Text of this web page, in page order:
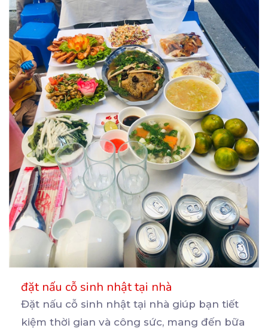
đặt nấu cỗ sinh nhật tại nhà
Đặt nấu cỗ sinh nhật tại nhà giúp bạn tiết
kiệm thời gian và công sức, mang đến bữa